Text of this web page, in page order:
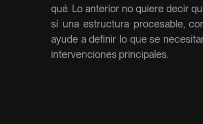
qué. Lo anterior no quiere decir
sí una estructura procesable,
ayude a definir lo que se
intervenciones principales.